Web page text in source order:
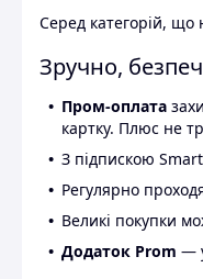
Серед категорій, що
Зручно,
Пром-оплата
картку. Плюс не
З підпискою
Регулярно
Великі покупки
Додаток Prom —